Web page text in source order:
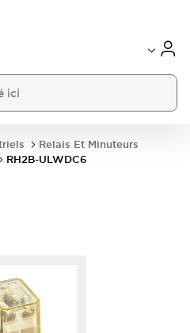
Relais Et Minuteurs
RH2B-ULWDC6